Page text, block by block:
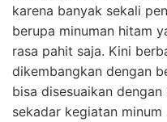
karena banyak sekali
berupa minuman hitam
rasa pahit saja. Kini
dikembangkan dengan
bisa disesuaikan
sekadar kegiatan